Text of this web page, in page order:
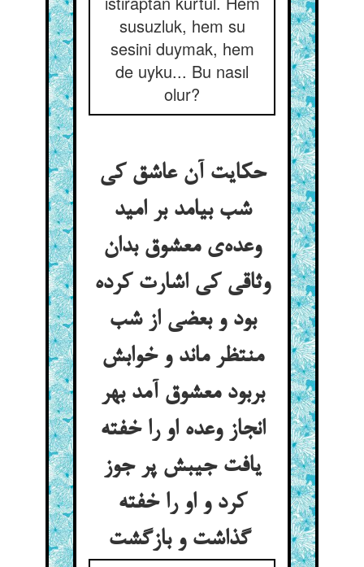
susuzluk, hem su
sesini duymak, hem
de uyku... Bu nasıl
olur?
حکایت آن عاشق کی
شب بیامد بر امید
وعده‌ی معشوق بدان
وثاقی کی اشارت کرده
بود و بعضی از شب
منتظر ماند و خوابش
بربود معشوق آمد بهر
انجاز وعده او را خفته
یافت جیبش پر جوز
کرد و او را خفته
گذاشت و بازگشت